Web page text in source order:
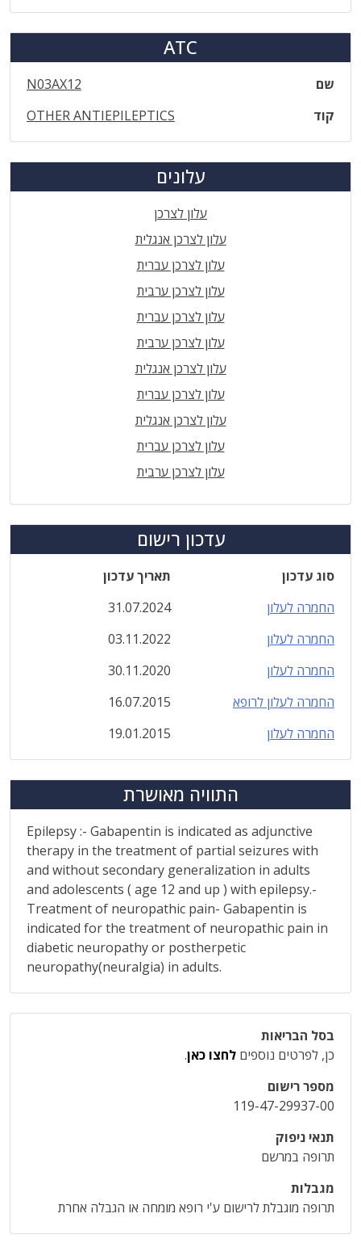
ATC
שם
N03AX12
קוד
OTHER ANTIEPILEPTICS
עלונים
עלון לצרכן
עלון לצרכן אנגלית
עלון לצרכן עברית
עלון לצרכן ערבית
עלון לצרכן עברית
עלון לצרכן ערבית
עלון לצרכן אנגלית
עלון לצרכן עברית
עלון לצרכן אנגלית
עלון לצרכן עברית
עלון לצרכן ערבית
עדכון רישום
סוג עדכון
תאריך עדכון
החמרה לעלון
31.07.2024
החמרה לעלון
03.11.2022
החמרה לעלון
30.11.2020
החמרה לעלון לרופא
16.07.2015
החמרה לעלון
19.01.2015
התוויה מאושרת
Epilepsy :- Gabapentin is indicated as adjunctive
therapy in the treatment of partial seizures with
and without secondary generalization in adults
and adolescents ( age 12 and up ) with epilepsy.-
Treatment of neuropathic pain- Gabapentin is
indicated for the treatment of neuropathic pain in
diabetic neuropathy or postherpetic
neuropathy(neuralgia) in adults.
בסל הבריאות
כן, לפרטים נוספים לחצו כאן.
מספר רישום
119-47-29937-00
תנאי ניפוק
תרופה במרשם
מגבלות
תרופה מוגבלת לרישום ע'י רופא מומחה או הגבלה אחרת